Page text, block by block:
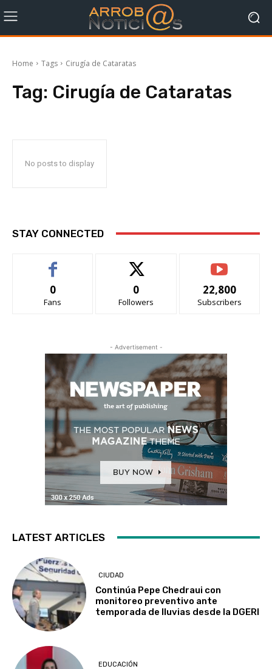
Home Tags Cirugía de Cataratas
Tag: Cirugía de Cataratas
No posts to display
STAY CONNECTED
0
Fans
0
Followers
22,800
Subscribers
- Advertisement -
LATEST ARTICLES
CIUDAD
Continúa Pepe Chedraui con
monitoreo preventivo ante
temporada de lluvias desde la DGERI
EDUCACIÓN